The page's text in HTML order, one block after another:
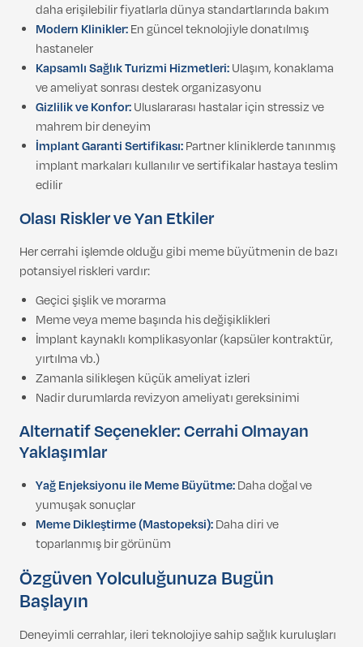
daha erişilebilir fiyatlarla dünya standartlarında bakım
Modern Klinikler:En güncel teknolojiyle donatılmış
hastaneler
Kapsamlı Sağlık Turizmi Hizmetleri:Ulaşım, konaklama
ve ameliyat sonrası destek organizasyonu
Gizlilik ve Konfor:Uluslararası hastalar için stressiz ve
mahrem bir deneyim
İmplant Garanti Sertifikası:Partner kliniklerde tanınmış
implant markaları kullanılır ve sertifikalar hastaya teslim
edilir
Olası Riskler ve Yan Etkiler
Her cerrahi işlemde olduğu gibi meme büyütmenin de bazı
potansiyel riskleri vardır:
Geçici şişlik ve morarma
Meme veya meme başında his değişiklikleri
İmplant kaynaklı komplikasyonlar (kapsüler kontraktür,
yırtılma vb.)
Zamanla silikleşen küçük ameliyat izleri
Nadir durumlarda revizyon ameliyatı gereksinimi
Alternatif Seçenekler: Cerrahi Olmayan
Yaklaşımlar
Yağ Enjeksiyonu ile Meme Büyütme:Daha doğal ve
yumuşak sonuçlar
Meme Dikleştirme (Mastopeksi):Daha diri ve
toparlanmış bir görünüm
Özgüven Yolculuğunuza Bugün
Başlayın
Deneyimli cerrahlar, ileri teknolojiye sahip sağlık kuruluşları